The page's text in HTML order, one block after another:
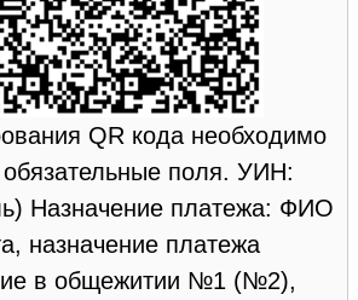
QR кода необходимо
обязательные поля. УИН:
Назначение платежа: ФИО
назначение платежа
в общежитии №1 (№2),